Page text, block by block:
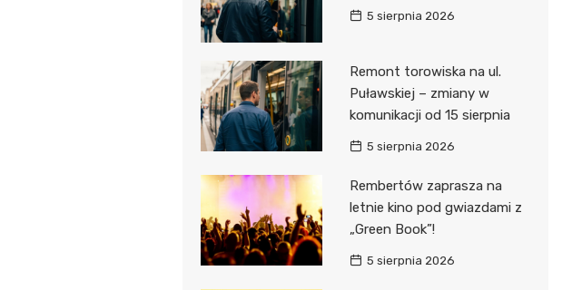
5 sierpnia 2026
Remont torowiska na ul.
Puławskiej – zmiany w
komunikacji od 15 sierpnia
5 sierpnia 2026
Rembertów zaprasza na
letnie kino pod gwiazdami z
„Green Book”!
5 sierpnia 2026